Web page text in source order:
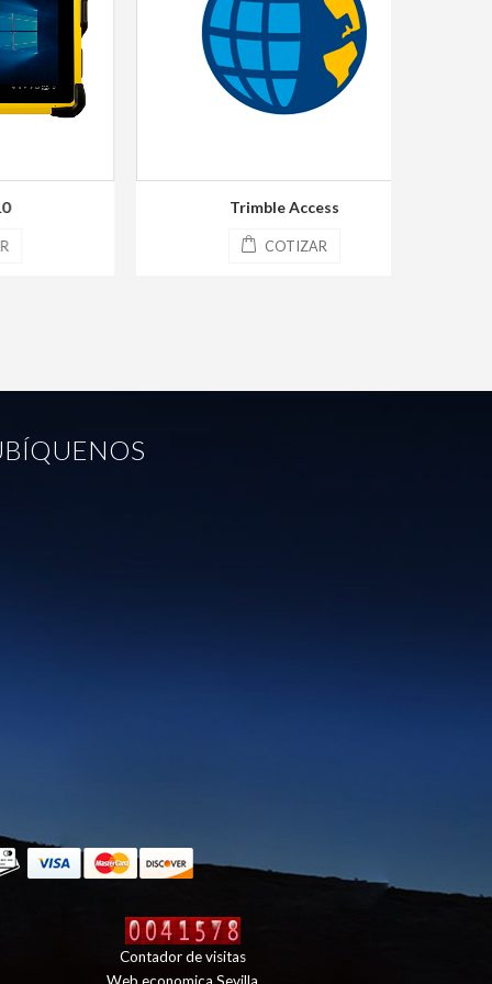
Trimble Access
COTIZAR
Contador de visitas